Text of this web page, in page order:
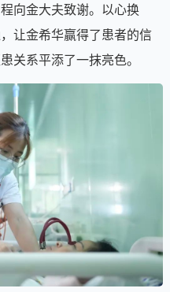
向金大夫致谢。以心换
让金希华赢得了患者的信
关系平添了一抹亮色。